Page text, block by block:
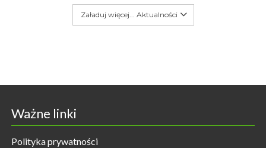
Załaduj więcej... Aktualności
Ważne linki
Polityka prywatności